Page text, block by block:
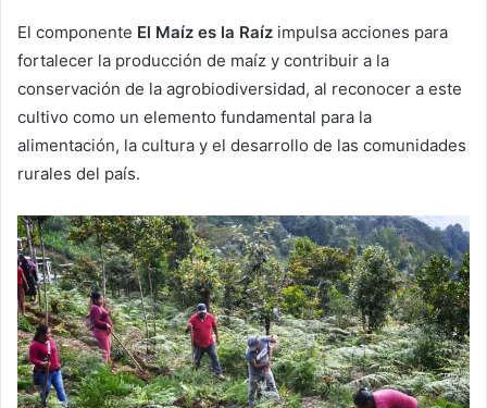
El componente El Maíz es la Raíz impulsa acciones para
fortalecer la producción de maíz y contribuir a la
conservación de la agrobiodiversidad, al reconocer a este
cultivo como un elemento fundamental para la
alimentación, la cultura y el desarrollo de las comunidades
rurales del país.